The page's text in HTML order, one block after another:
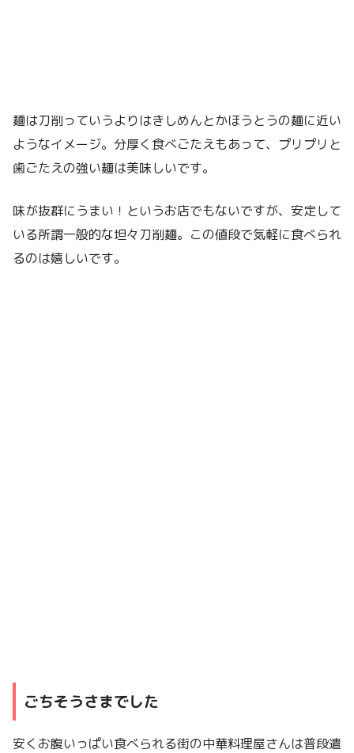
麺は刀削っていうよりはきしめんとかほうとうの麺に近い
ようなイメージ。分厚く食べごたえもあって、プリプリと
歯ごたえの強い麺は美味しいです。
味が抜群にうまい！というお店でもないですが、安定して
いる所謂一般的な坦々刀削麺。この値段で気軽に食べられ
るのは嬉しいです。
ごちそうさまでした
安くお腹いっぱい食べられる街の中華料理屋さんは普段遣